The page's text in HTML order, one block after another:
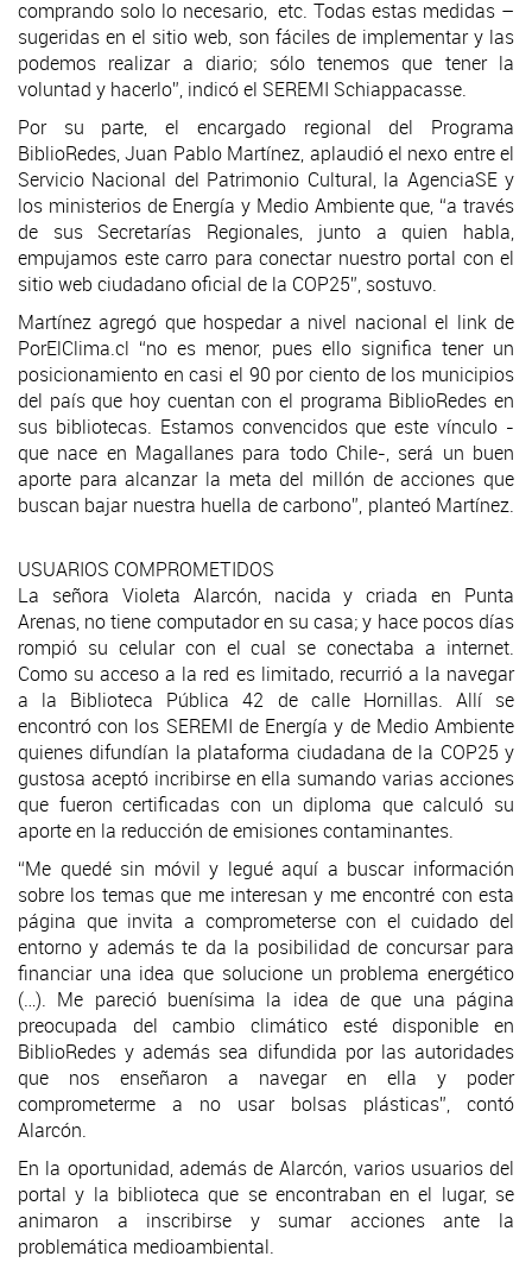
comprando solo lo necesario, etc. Todas estas medidas –
sugeridas en el sitio web, son fáciles de implementar y las
podemos realizar a diario; sólo tenemos que tener la
voluntad y hacerlo”, indicó el SEREMI Schiappacasse.
Por su parte, el encargado regional del Programa
BiblioRedes, Juan Pablo Martínez, aplaudió el nexo entre el
Servicio Nacional del Patrimonio Cultural, la AgenciaSE y
los ministerios de Energía y Medio Ambiente que, “a través
de sus Secretarías Regionales, junto a quien habla,
empujamos este carro para conectar nuestro portal con el
sitio web ciudadano oficial de la COP25”, sostuvo.
Martínez agregó que hospedar a nivel nacional el link de
PorElClima.cl “no es menor, pues ello significa tener un
posicionamiento en casi el 90 por ciento de los municipios
del país que hoy cuentan con el programa BiblioRedes en
sus bibliotecas. Estamos convencidos que este vínculo -
que nace en Magallanes para todo Chile-, será un buen
aporte para alcanzar la meta del millón de acciones que
buscan bajar nuestra huella de carbono”, planteó Martínez.
USUARIOS COMPROMETIDOS
La señora Violeta Alarcón, nacida y criada en Punta
Arenas, no tiene computador en su casa; y hace pocos días
rompió su celular con el cual se conectaba a internet.
Como su acceso a la red es limitado, recurrió a la navegar
a la Biblioteca Pública 42 de calle Hornillas. Allí se
encontró con los SEREMI de Energía y de Medio Ambiente
quienes difundían la plataforma ciudadana de la COP25 y
gustosa aceptó incribirse en ella sumando varias acciones
que fueron certificadas con un diploma que calculó su
aporte en la reducción de emisiones contaminantes.
“Me quedé sin móvil y legué aquí a buscar información
sobre los temas que me interesan y me encontré con esta
página que invita a comprometerse con el cuidado del
entorno y además te da la posibilidad de concursar para
financiar una idea que solucione un problema energético
(…). Me pareció buenísima la idea de que una página
preocupada del cambio climático esté disponible en
BiblioRedes y además sea difundida por las autoridades
que nos enseñaron a navegar en ella y poder
comprometerme a no usar bolsas plásticas”, contó
Alarcón.
En la oportunidad, además de Alarcón, varios usuarios del
portal y la biblioteca que se encontraban en el lugar, se
animaron a inscribirse y sumar acciones ante la
problemática medioambiental.